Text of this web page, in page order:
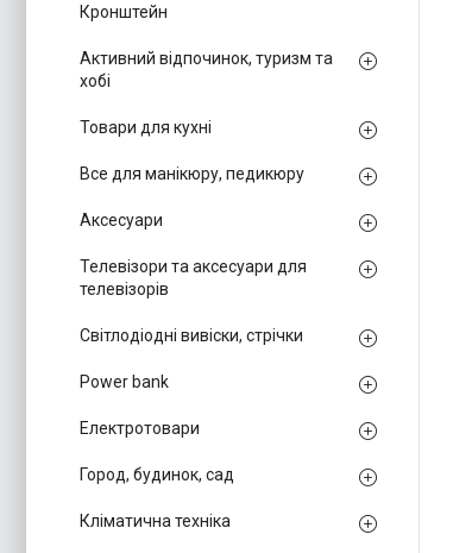
Кронштейн
Активний відпочинок, туризм та
хобі
Товари для кухні
Все для манікюру, педикюру
Аксесуари
Телевізори та аксесуари для
телевізорів
Світлодіодні вивіски, стрічки
Power bank
Електротовари
Город, будинок, сад
Кліматична техніка